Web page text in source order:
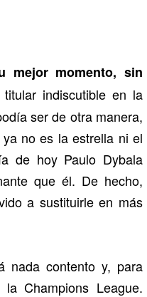
momento, sin
indiscutible en la
ser de otra manera,
no es la estrella ni el
de hoy Paulo Dybala
que él. De hecho,
a sustituirle en más
nada contento y, para
Champions League.